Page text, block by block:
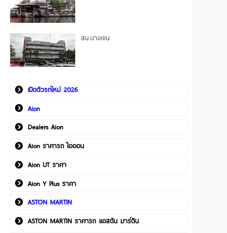
สน.บางเขน
เปิดตัวรถใหม่ 2026
Aion
Dealers Aion
Aion ราคารถ ไอออน
Aion UT ราคา
Aion Y Plus ราคา
ASTON MARTIN
ASTON MARTIN ราคารถ แอสตัน มาร์ติน